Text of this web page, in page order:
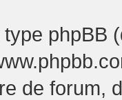
phpBB
de forum,